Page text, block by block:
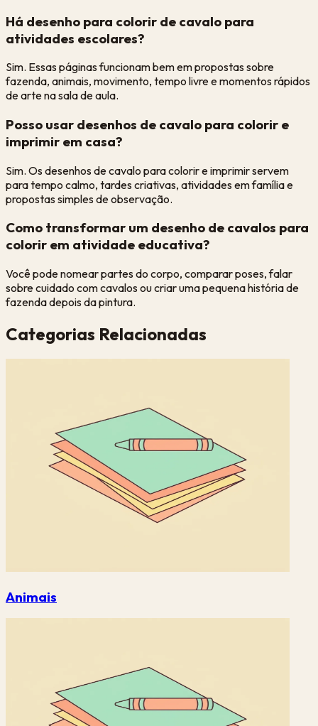
Há desenho para colorir de cavalo para
atividades escolares?
Sim. Essas páginas funcionam bem em propostas sobre
fazenda, animais, movimento, tempo livre e momentos rápidos
de arte na sala de aula.
Posso usar desenhos de cavalo para colorir e
imprimir em casa?
Sim. Os desenhos de cavalo para colorir e imprimir servem
para tempo calmo, tardes criativas, atividades em família e
propostas simples de observação.
Como transformar um desenho de cavalos para
colorir em atividade educativa?
Você pode nomear partes do corpo, comparar poses, falar
sobre cuidado com cavalos ou criar uma pequena história de
fazenda depois da pintura.
Categorias Relacionadas
Animais